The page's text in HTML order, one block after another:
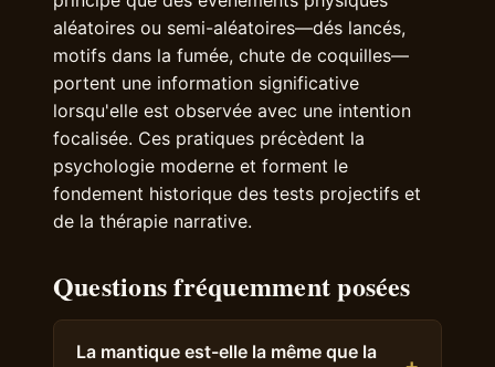
aléatoires ou semi-aléatoires—dés lancés,
motifs dans la fumée, chute de coquilles—
portent une information significative
lorsqu'elle est observée avec une intention
focalisée. Ces pratiques précèdent la
psychologie moderne et forment le
fondement historique des tests projectifs et
de la thérapie narrative.
Questions fréquemment posées
La mantique est-elle la même que la